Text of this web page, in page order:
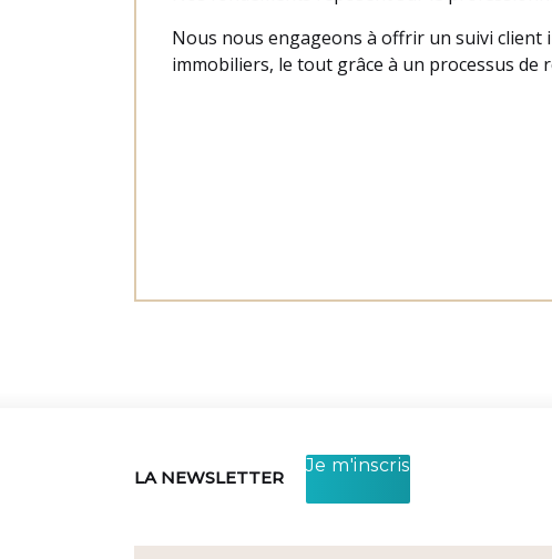
Nous nous engageons à offrir un suivi
immobiliers, le tout grâce à un processus de
LA NEWSLETTER
Je m'inscris